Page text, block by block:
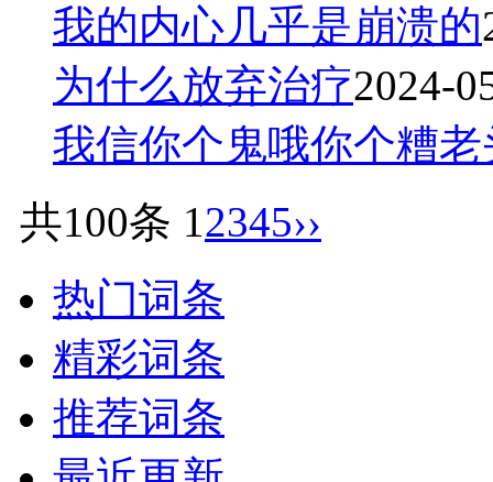
我的内心几乎是崩溃的
为什么放弃治疗2024-
我信你个鬼哦你个糟
共100条 12345››
热门词条
精彩词条
推荐词条